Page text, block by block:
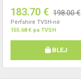
183.70 € 198.00 €
Përfshirë TVSH-në
155.68 € pa TVSH
BLEJ